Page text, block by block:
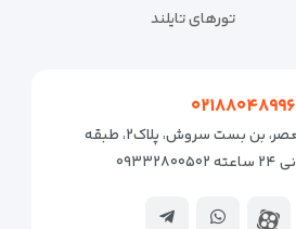
تورهای تایلند
۰۲۱۸۸۰۴۸۹۹۶
بهجت اباد، خیابان ولیعصر، بن بست سروش، پلاک۲، طبقه